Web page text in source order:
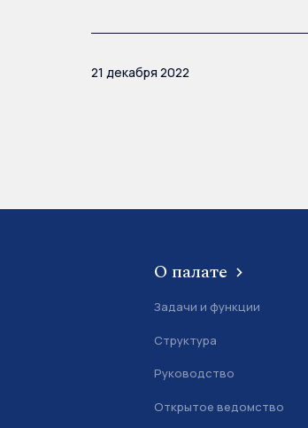
21 декабря 2022
О палате
Задачи и функции
Структура
Руководство
Открытое ведомство